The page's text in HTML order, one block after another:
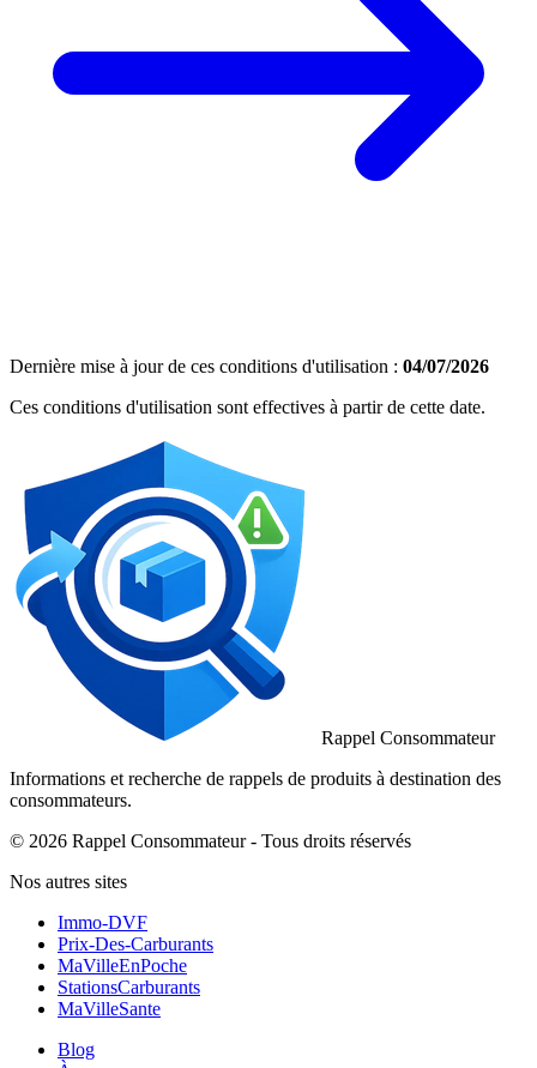
Dernière mise à jour de ces conditions d'utilisation : 04/07/2026
Ces conditions d'utilisation sont effectives à partir de cette date.
Rappel Consommateur
Informations et recherche de rappels de produits à destination des
consommateurs.
© 2026 Rappel Consommateur - Tous droits réservés
Nos autres sites
Immo-DVF
Prix-Des-Carburants
MaVilleEnPoche
StationsCarburants
MaVilleSante
Blog